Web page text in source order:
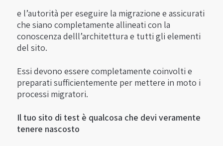
e l’autorità per eseguire la migrazione e assicurati
che siano completamente allineati con la
conoscenza delll’architettura e tutti gli elementi
del sito.
Essi devono essere completamente coinvolti e
preparati sufficientemente per mettere in moto i
processi migratori.
Il tuo sito di test è qualcosa che devi veramente
tenere nascosto